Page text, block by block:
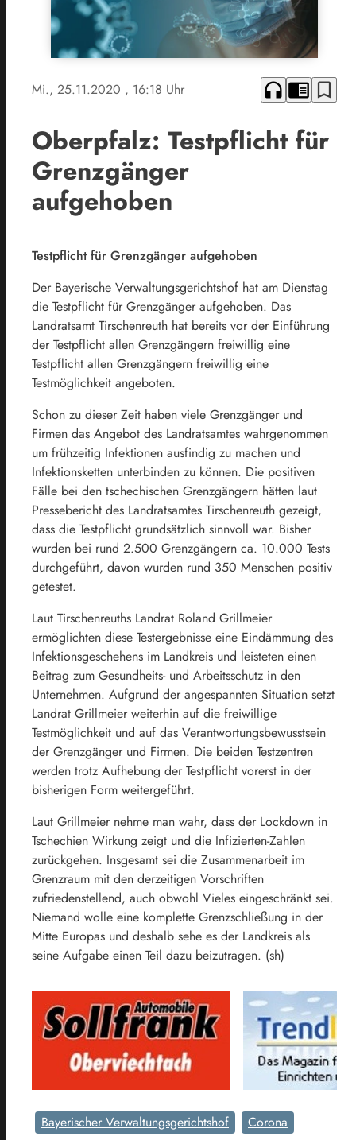
Mi., 25.11.2020 , 16:18 Uhr headphones chrome_reader_mode bookmark_border
Oberpfalz: Testpflicht für
Grenzgänger
aufgehoben
Testpflicht für Grenzgänger aufgehoben
Der Bayerische Verwaltungsgerichtshof hat am Dienstag
die Testpflicht für Grenzgänger aufgehoben. Das
Landratsamt Tirschenreuth hat bereits vor der Einführung
der Testpflicht allen Grenzgängern freiwillig eine
Testpflicht allen Grenzgängern freiwillig eine
Testmöglichkeit angeboten.
Schon zu dieser Zeit haben viele Grenzgänger und
Firmen das Angebot des Landratsamtes wahrgenommen
um frühzeitig Infektionen ausfindig zu machen und
Infektionsketten unterbinden zu können. Die positiven
Fälle bei den tschechischen Grenzgängern hätten laut
Pressebericht des Landratsamtes Tirschenreuth gezeigt,
dass die Testpflicht grundsätzlich sinnvoll war. Bisher
wurden bei rund 2.500 Grenzgängern ca. 10.000 Tests
durchgeführt, davon wurden rund 350 Menschen positiv
getestet.
Laut Tirschenreuths Landrat Roland Grillmeier
ermöglichten diese Testergebnisse eine Eindämmung des
Infektionsgeschehens im Landkreis und leisteten einen
Beitrag zum Gesundheits- und Arbeitsschutz in den
Unternehmen. Aufgrund der angespannten Situation setzt
Landrat Grillmeier weiterhin auf die freiwillige
Testmöglichkeit und auf das Verantwortungsbewusstsein
der Grenzgänger und Firmen. Die beiden Testzentren
werden trotz Aufhebung der Testpflicht vorerst in der
bisherigen Form weitergeführt.
Laut Grillmeier nehme man wahr, dass der Lockdown in
Tschechien Wirkung zeigt und die Infizierten-Zahlen
zurückgehen. Insgesamt sei die Zusammenarbeit im
Grenzraum mit den derzeitigen Vorschriften
zufriedenstellend, auch obwohl Vieles eingeschränkt sei.
Niemand wolle eine komplette Grenzschließung in der
Mitte Europas und deshalb sehe es der Landkreis als
seine Aufgabe einen Teil dazu beizutragen. (sh)
Bayerischer Verwaltungsgerichtshof
Corona